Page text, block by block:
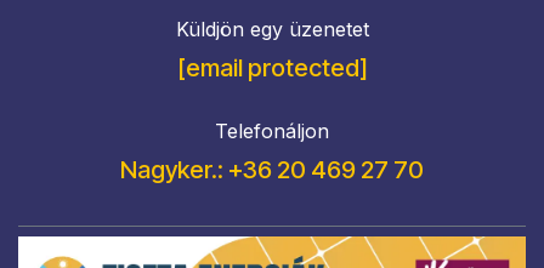
Küldjön egy üzenetet
[email protected]
Telefonáljon
Nagyker.: +36 20 469 27 70